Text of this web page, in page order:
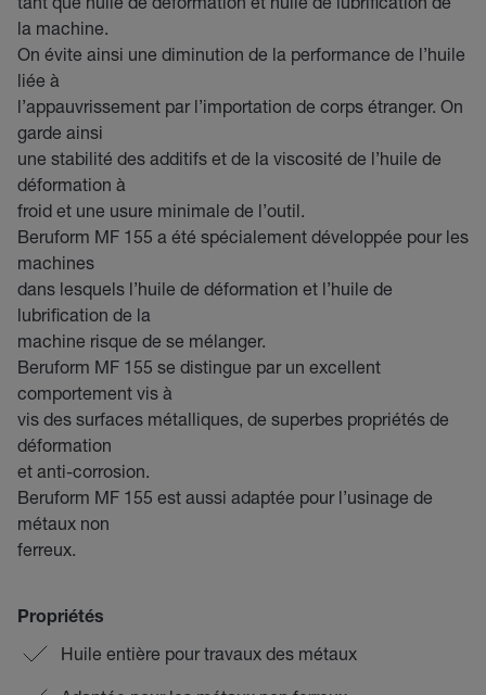
la machine.
On évite ainsi une diminution de la performance de l’huile
liée à
l’appauvrissement par l’importation de corps étranger. On
garde ainsi
une stabilité des additifs et de la viscosité de l’huile de
déformation à
froid et une usure minimale de l’outil.
Beruform MF 155 a été spécialement développée pour les
machines
dans lesquels l’huile de déformation et l’huile de
lubrification de la
machine risque de se mélanger.
Beruform MF 155 se distingue par un excellent
comportement vis à
vis des surfaces métalliques, de superbes propriétés de
déformation
et anti-corrosion.
Beruform MF 155 est aussi adaptée pour l’usinage de
métaux non
ferreux.
Propriétés
Huile entière pour travaux des métaux